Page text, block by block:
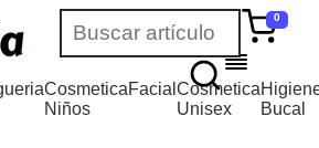
0
Cosmetica
Niños
FacialCosmetica
Unisex
Bucal